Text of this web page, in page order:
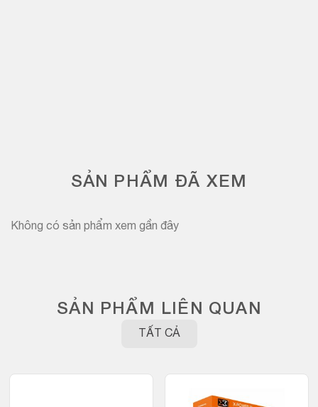
SẢN PHẨM ĐÃ XEM
Không có sản phẩm xem gần đây
SẢN PHẨM LIÊN QUAN
TẤT CẢ